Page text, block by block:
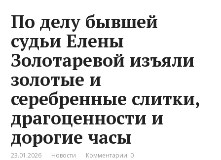
По делу бывшей
судьи Елены
Золотаревой изъяли
золотые и
серебренные слитки,
драгоценности и
дорогие часы
23.01.2026 Новости Комментарии: 0